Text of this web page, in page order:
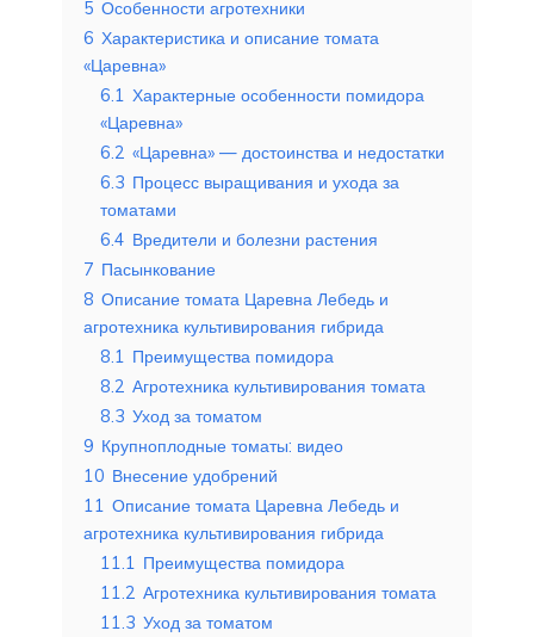
5 Особенности агротехники
6 Характеристика и описание томата
«Царевна»
6.1 Характерные особенности помидора
«Царевна»
6.2 «Царевна» — достоинства и недостатки
6.3 Процесс выращивания и ухода за
томатами
6.4 Вредители и болезни растения
7 Пасынкование
8 Описание томата Царевна Лебедь и
агротехника культивирования гибрида
8.1 Преимущества помидора
8.2 Агротехника культивирования томата
8.3 Уход за томатом
9 Крупноплодные томаты: видео
10 Внесение удобрений
11 Описание томата Царевна Лебедь и
агротехника культивирования гибрида
11.1 Преимущества помидора
11.2 Агротехника культивирования томата
11.3 Уход за томатом